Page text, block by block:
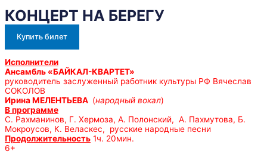
КОНЦЕРТ НА БЕРЕГУ
Купить билет
Исполнители
Ансамбль «БАЙКАЛ-КВАРТЕТ»
руководитель заслуженный работник культуры РФ Вячеслав
СОКОЛОВ
Ирина МЕЛЕНТЬЕВА (народный вокал)
В программе
С. Рахманинов, Г. Хермоза, А. Полонский, А. Пахмутова, Б.
Мокроусов, К. Веласкес, русские народные песни
Продолжительность 1ч. 20мин.
6+